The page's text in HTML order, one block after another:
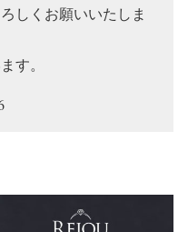
しくお願いいたしま
す。